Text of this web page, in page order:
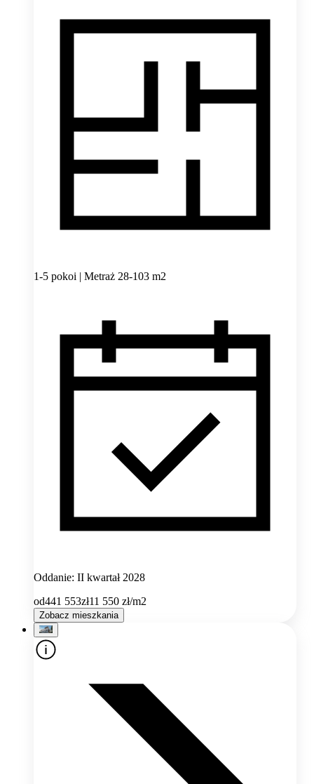
1-5 pokoi | Metraż 28-103 m2
Oddanie: II kwartał 2028
od441 553zł11 550 zł/m2
Zobacz mieszkania